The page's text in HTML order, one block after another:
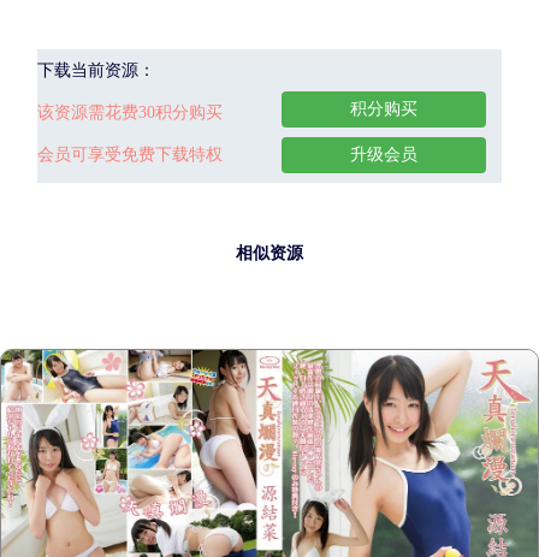
下载当前资源：
该资源需花费30积分购买
会员可享受免费下载特权
积分购买
升级会员
相似资源